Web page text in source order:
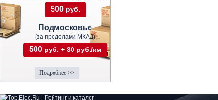
500 руб.
Подмосковье
(за пределами МКАД)
500 руб. + 30 руб./км
Подробнее >>